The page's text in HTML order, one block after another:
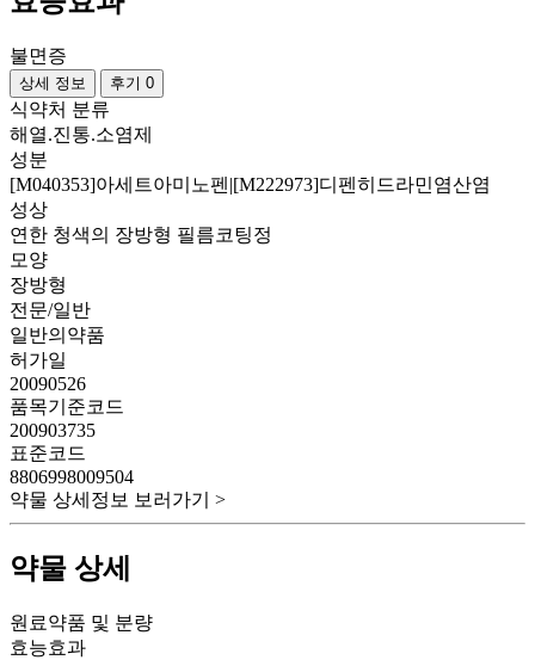
불면증
상세 정보 후기 0
식약처 분류
해열.진통.소염제
성분
[M040353]아세트아미노펜|[M222973]디펜히드라민염산염
성상
연한 청색의 장방형 필름코팅정
모양
장방형
전문/일반
일반의약품
허가일
20090526
품목기준코드
200903735
표준코드
8806998009504
약물 상세정보 보러가기 >
약물 상세
원료약품 및 분량
효능효과